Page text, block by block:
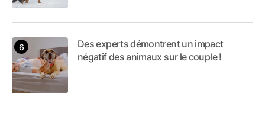
Des experts démontrent un impact
négatif des animaux sur le couple !